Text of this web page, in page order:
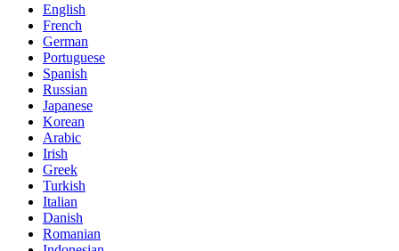
English
French
German
Portuguese
Spanish
Russian
Japanese
Korean
Arabic
Irish
Greek
Turkish
Italian
Danish
Romanian